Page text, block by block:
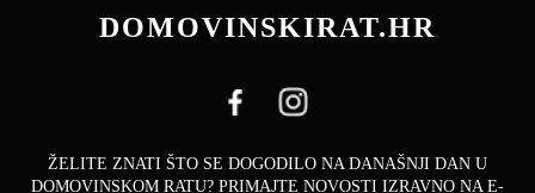
DOMOVINSKIRAT.HR
ŽELITE ZNATI ŠTO SE DOGODILO NA DANAŠNJI DAN U
DOMOVINSKOM RATU? PRIMAJTE NOVOSTI IZRAVNO NA E-